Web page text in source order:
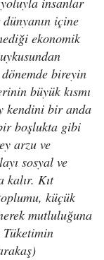
içine
ekonomik
bireyin
büyük kısmı
kendini bir anda
boşlukta gibi
arzu ve
sosyal ve
kalır. Kıt
küçük
mutluluğuna